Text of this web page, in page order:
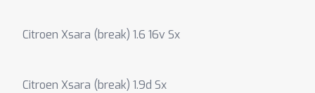
Citroen Xsara (break) 1.6 16v Sx
Citroen Xsara (break) 1.9d Sx